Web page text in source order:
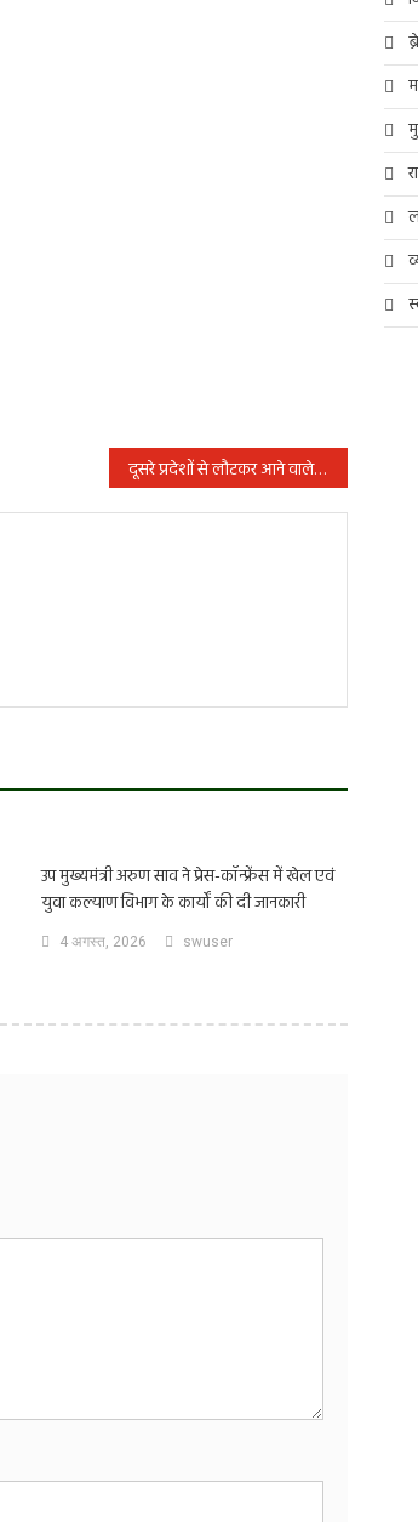
दूसरे प्रदेशों से लौटकर आने वाले श्रमिकों के लिए गांवों में बनाए जाएंगे क्वारेंटाइन सेंटर
उप मुख्यमंत्री अरुण साव ने प्रेस-कॉन्फ्रेंस में खेल एवं
युवा कल्याण विभाग के कार्यों की दी जानकारी
4 अगस्त, 2026 swuser